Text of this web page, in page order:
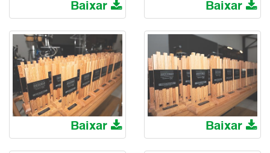
Baixar Baixar
Baixar Baixar